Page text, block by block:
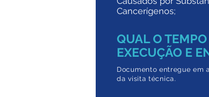
Cancerígenos;
QUAL O
EXECUÇÃO E
Documento entregue em
da visita técnica.